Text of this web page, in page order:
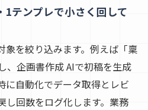
1テンプレで小さく回して
象を絞り込みます。例えば「稟
、企画書作成 AIで初稿を生成
に自動化でデータ取得とレビ
し回数をログ化します。業務